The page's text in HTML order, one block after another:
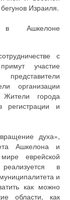
Израиля.
Ашкелоне
с
участие
организации
города
и
духа»,
Ашкелона и
еврейской
в
и
как можно
области, как